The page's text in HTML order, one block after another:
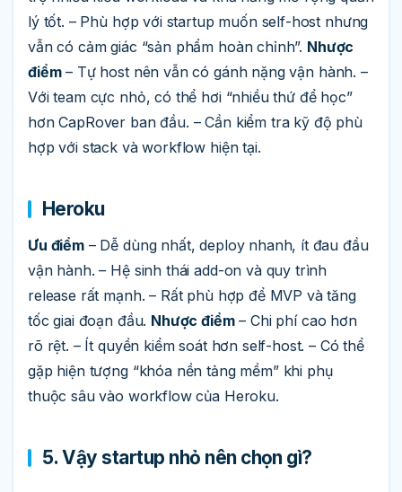
lý tốt. – Phù hợp với startup muốn self-host nhưng
vẫn có cảm giác “sản phẩm hoàn chỉnh”. Nhược
điểm– Tự host nên vẫn có gánh nặng vận hành. –
Với team cực nhỏ, có thể hơi “nhiều thứ để học”
hơn CapRover ban đầu. – Cần kiểm tra kỹ độ phù
hợp với stack và workflow hiện tại.
Heroku
Ưu điểm– Dễ dùng nhất, deploy nhanh, ít đau đầu
vận hành. – Hệ sinh thái add-on và quy trình
release rất mạnh. – Rất phù hợp để MVP và tăng
tốc giai đoạn đầu. Nhược điểm– Chi phí cao hơn
rõ rệt. – Ít quyền kiểm soát hơn self-host. – Có thể
gặp hiện tượng “khóa nền tảng mềm” khi phụ
thuộc sâu vào workflow của Heroku.
5. Vậy startup nhỏ nên chọn gì?